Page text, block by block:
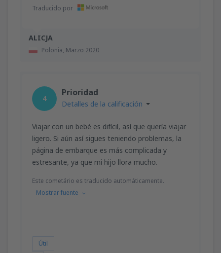
ALICJA
Polonia, Marzo 2020
Traducido por
4
Prioridad
Detalles de la calificación
Viajar con un bebé es difícil, así que quería viajar
ligero. Si aún así sigues teniendo problemas, la
página de embarque es más complicada y
estresante, ya que mi hijo llora mucho.
Este cometário es traducido automáticamente.
Mostrar fuente
Útil